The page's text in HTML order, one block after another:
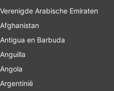
Verenigde Arabische Emiraten
Afghanistan
Antigua en Barbuda
Anguilla
Angola
Argentinië